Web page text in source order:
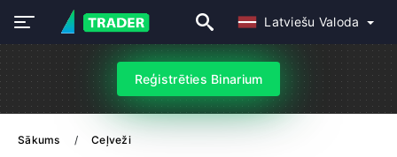
Latviešu Valoda
Reģistrēties Binarium
Sākums Ceļveži